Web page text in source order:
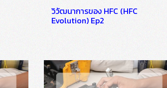
วิวัฒนาการของ HFC (HFC
Evolution) Ep2